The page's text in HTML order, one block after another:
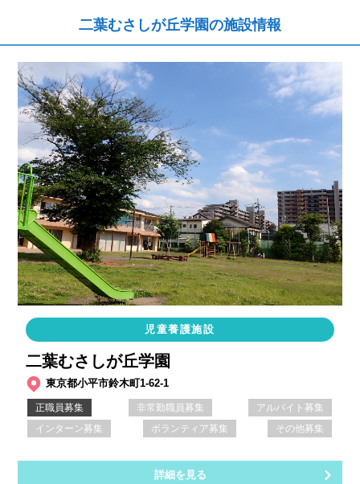
二葉むさしが丘学園の施設情報
児童養護施設
二葉むさしが丘学園
東京都小平市鈴木町1-62-1
正職員募集 非常勤職員募集
アルバイト募集
インターン募集
ボランティア募集 その他募集
詳細を見る